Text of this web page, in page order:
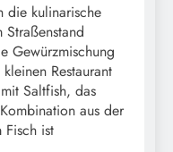
die kulinarische
Straßenstand
Gewürzmischung
Restaurant
Saltfish, das
aus der
Fisch ist